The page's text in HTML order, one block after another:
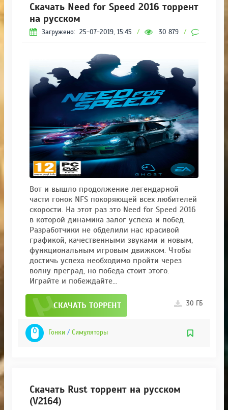
Скачать Need for Speed 2016 торрент
на русском
Загружено: 25-07-2019, 15:45 / 30 879 /
Вот и вышло продолжение легендарной
части гонок NFS покоряющей всех любителей
скорости. На этот раз это Need for Speed 2016
в которой динамика залог успеха и побед.
Разработчики не обделили нас красивой
графикой, качественными звуками и новым,
функциональным игровым движком. Чтобы
достичь успеха необходимо пройти через
волну преград, но победа стоит этого.
Играйте и побеждайте...
СКАЧАТЬ ТОРРЕНТ 30 ГБ
Гонки / Симуляторы
Скачать Rust торрент на русском
(V2164)